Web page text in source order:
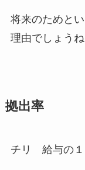
将来のためと
理由でしょうね
拠出率
チリ 給与の１